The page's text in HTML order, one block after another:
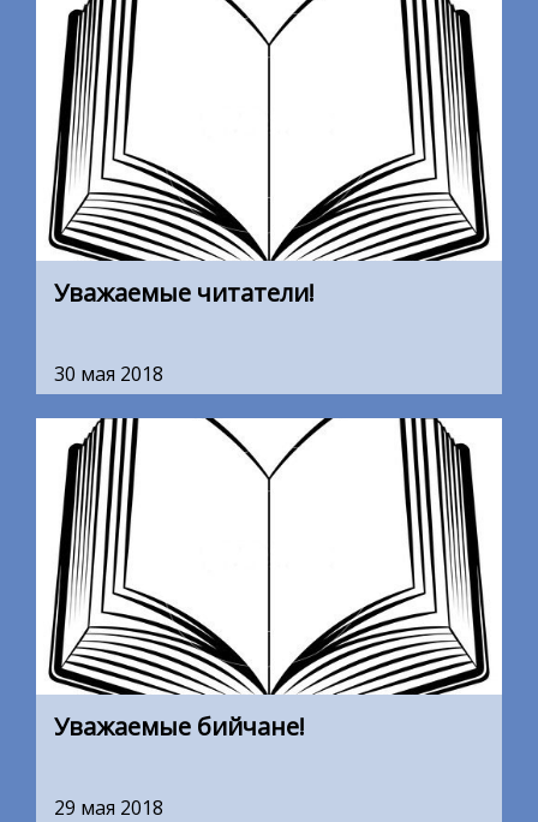
Уважаемые читатели!
30 мая 2018
Уважаемые бийчане!
29 мая 2018